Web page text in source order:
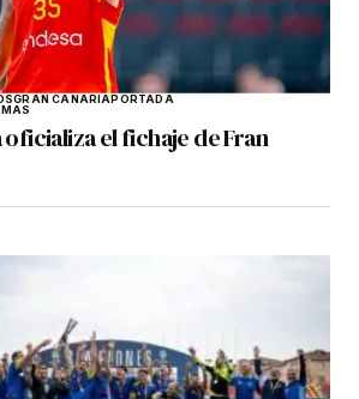
GRAN CANARIAPORTADA
oficializa el fichaje de Fran